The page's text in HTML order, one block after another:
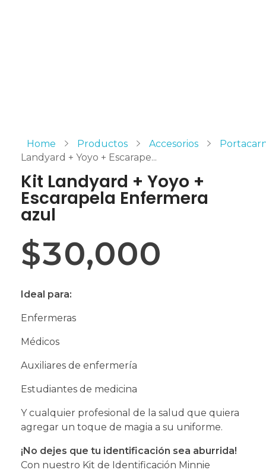
Home Productos Accesorios
Landyard + Yoyo + Escarape...
Kit Landyard + Yoyo +
Escarapela Enfermera
azul
$30,000
Ideal para:
Enfermeras
Médicos
Auxiliares de enfermería
Estudiantes de medicina
Y cualquier profesional de la salud que quiera
agregar un toque de magia a su uniforme.
¡No dejes que tu identificación sea aburrida!
Con nuestro Kit de Identificación Minnie